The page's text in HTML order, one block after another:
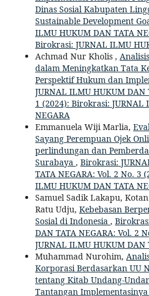
Dinas Sosial Kabupaten
Sustainable Development
ILMU HUKUM DAN TATA
Birokrasi: JURNAL ILMU
Achmad Nur Kholis ,
dalam Meningkatkan Tata
Perspektif Hukum dan
JURNAL ILMU HUKUM DAN
1 (2024): Birokrasi: JURNAL
NEGARA
Emmanuela Wiji Marlia,
Sayang Perempuan Ojek
perlindungan dan
Surabaya , Birokrasi:
TATA NEGARA: Vol. 2 No. 3
ILMU HUKUM DAN TATA
Samuel Sadik Lakapu,
Ratu Udju, Kebebasan
Sosial di Indonesia ,
DAN TATA NEGARA: Vol. 2
JURNAL ILMU HUKUM DAN
Muhammad Nurohim,
Korporasi Berdasarkan UU
tentang Kitab Undang-
Tantangan Implementasinya